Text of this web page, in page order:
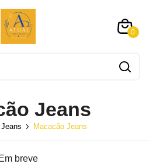
0
Jeans
Macacão Jeans
Em breve